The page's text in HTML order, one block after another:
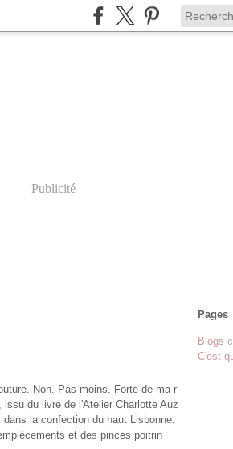
Publicité
Non. Pas moins. Forte de ma r
du livre de l'Atelier Charlotte Auz
la confection du haut Lisbonne.
et des pinces poitrin
Pages
Blogs
C'est